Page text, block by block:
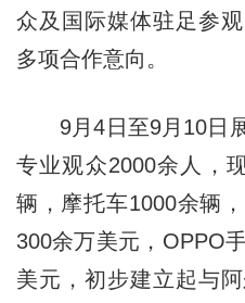
众及国际媒体驻足参
多项合作意向。
9月4日至9月10日展
专业观众2000余人，
辆，摩托车1000余辆
300余万美元，OPPO
美元，初步建立起与